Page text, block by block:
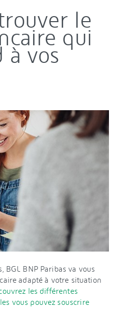
le
qui
à vos
BGL BNP Paribas va vous
adapté à votre situation
les différentes
vous pouvez souscrire